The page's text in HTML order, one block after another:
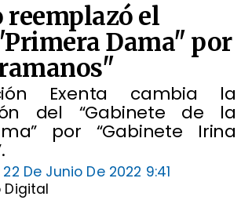
reemplazó el
Dama" por
Exenta cambia la
del “Gabinete de la
por “Gabinete Irina
De Junio De 2022 9:41
Digital